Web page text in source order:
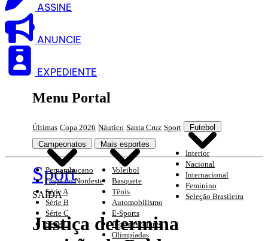
ASSINE
ANUNCIE
EXPEDIENTE
Menu Portal
Últimas Copa 2026 Náutico Santa Cruz Sport Futebol
Interior
Nacional
Internacional
Feminino
Seleção Brasileira
Campeonatos
Pernambucano
Copa do Nordeste
Série A
Série B
Série C
Série D
Mais esportes
Voleibol
Basquete
Tênis
Automobilismo
E-Sports
Jogos escolares
Olimpíadas
Sport
SAÍDA
Justiça determina